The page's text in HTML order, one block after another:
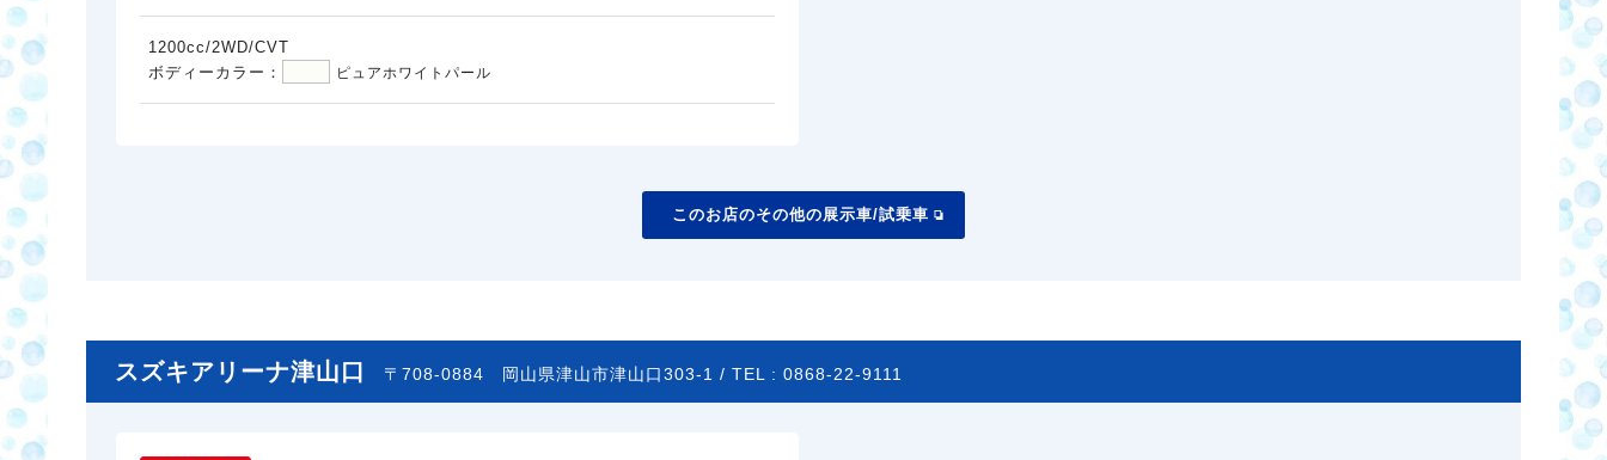
1200cc/2WD/CVT
ボディーカラー：
ピュアホワイトパール
このお店のその他の展示車/試乗車
スズキアリーナ津山口 〒708-0884 岡山県津山市津山口303-1 / TEL : 0868-22-9111